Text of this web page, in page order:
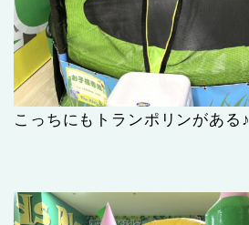
こっちにもトランポリンがある♪